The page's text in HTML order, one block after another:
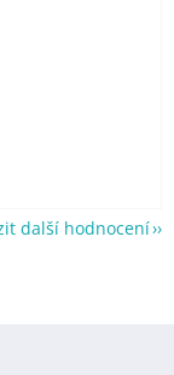
další hodnocení